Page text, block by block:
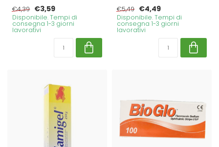
€4,39 €3,59
Disponibile. Tempi di
consegna 1-3 giorni
lavorativi
€5,49 €4,49
Disponibile. Tempi di
consegna 1-3 giorni
lavorativi